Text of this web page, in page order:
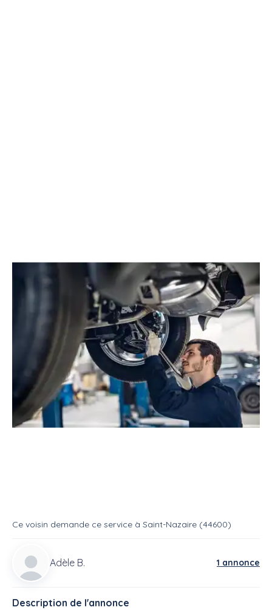
Réparateur Mécanicien automobile
106 peugeot qui ne démarre plus
Mecanique auto
Ce voisin demande ce service à Saint-Nazaire (44600)
Adèle B. 1 annonce
Description de l'annonce